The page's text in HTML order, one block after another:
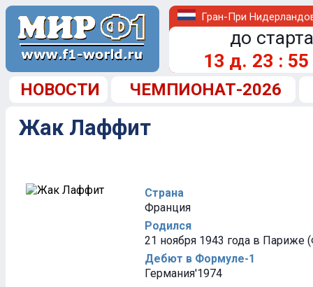
Гран-При
до
13 д. 23 : 55
НОВОСТИ ЧЕМПИОНАТ-2026
Жак Лаффит
Страна
Франция
Родился
21 ноября 1943 года в Париже
Дебют в Формуле-1
Германия'1974